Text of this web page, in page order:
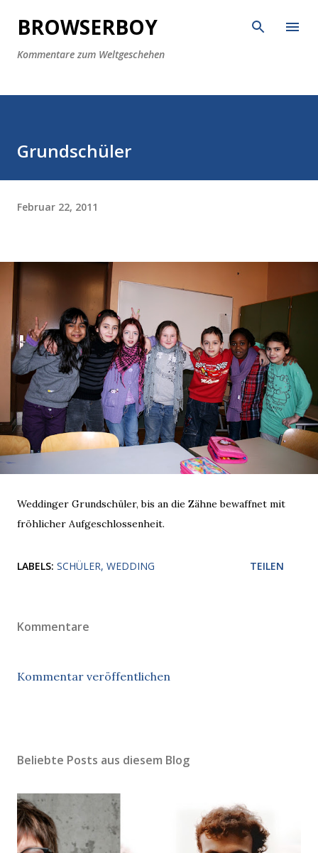
Direkt zum Hauptbereich
BROWSERBOY
Kommentare zum Weltgeschehen
Grundschüler
Februar 22, 2011
Weddinger Grundschüler, bis an die Zähne bewaffnet mit
fröhlicher Aufgeschlossenheit.
LABELS: SCHÜLER WEDDING TEILEN
Kommentare
Kommentar veröffentlichen
Beliebte Posts aus diesem Blog